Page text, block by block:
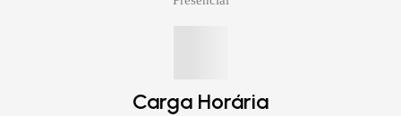
Carga Horária